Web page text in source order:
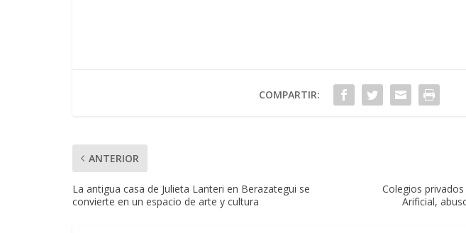
COMPARTIR:
ANTERIOR
La antigua casa de Julieta Lanteri en Berazategui se
convierte en un espacio de arte y cultura
Colegios
Arificial,